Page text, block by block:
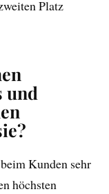
Platz
und
Kunden sehr
höchsten